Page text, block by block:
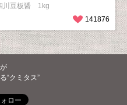
川豆板醤 1kg
141876
“クミタス”